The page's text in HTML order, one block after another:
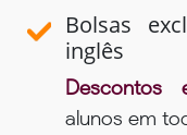
Bolsas
inglês
Descontos
alunos em